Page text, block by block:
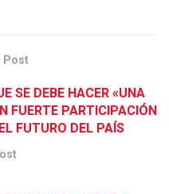
Post
SE DEBE HACER «UNA
FUERTE PARTICIPACIÓN
FUTURO DEL PAÍS